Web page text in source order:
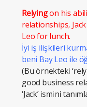
Relyingon his
relationships,
Leo for lunch.
İyi iş ilişkileri
beni Bay Leo ile
(Bu örnekteki
good business
‘Jack’ ismini